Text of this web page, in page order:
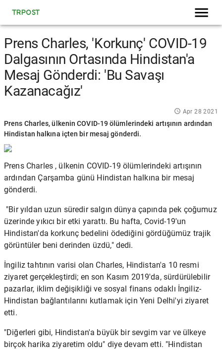
TRPOST
Prens Charles, 'Korkunç' COVID-19
Dalgasının Ortasında Hindistan'a
Mesaj Gönderdi: 'Bu Savaşı
Kazanacağız'
Apr 28 2021
Prens Charles, ülkenin COVID-19 ölümlerindeki artışının ardından
Hindistan halkına içten bir mesaj gönderdi.
Prens Charles, ülkenin COVID-19 ölümlerindeki artışının
ardından Çarşamba günü Hindistan halkına bir mesaj
gönderdi.
"Bir yıldan uzun süredir salgın dünya çapında pek çoğumuz
üzerinde yıkıcı bir etki yarattı. Bu hafta, Covid-19'un
Hindistan'da korkunç bedelini ödediğini gördüğümüz trajik
görüntüler beni derinden üzdü," dedi.
İngiliz tahtının varisi olan Charles, Hindistan'a 10 resmi
ziyaret gerçekleştirdi; en son Kasım 2019'da, sürdürülebilir
pazarlar, iklim değişikliği ve sosyal finans odaklı İngiliz-
Hindistan bağlantılarını kutlamak için Yeni Delhi'yi ziyaret
etti.
"Diğerleri gibi, Hindistan'a büyük bir sevgim var ve ülkeye
birçok harika ziyaretim oldu" diye devam etti. "Hindistan